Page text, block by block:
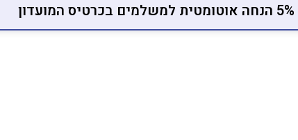
5% הנחה אוטומטית למשלמים בכרטיס המועדון